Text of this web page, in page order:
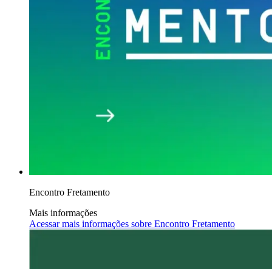
Encontro Fretamento
Mais informações
Acessar mais informações sobre Encontro Fretamento